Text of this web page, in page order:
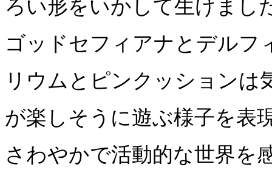
ろい形をいかして生けまし
ゴッドセフィアナとデルフ
リウムとピンクッションは
が楽しそうに遊ぶ様子を表
さわやかで活動的な世界を